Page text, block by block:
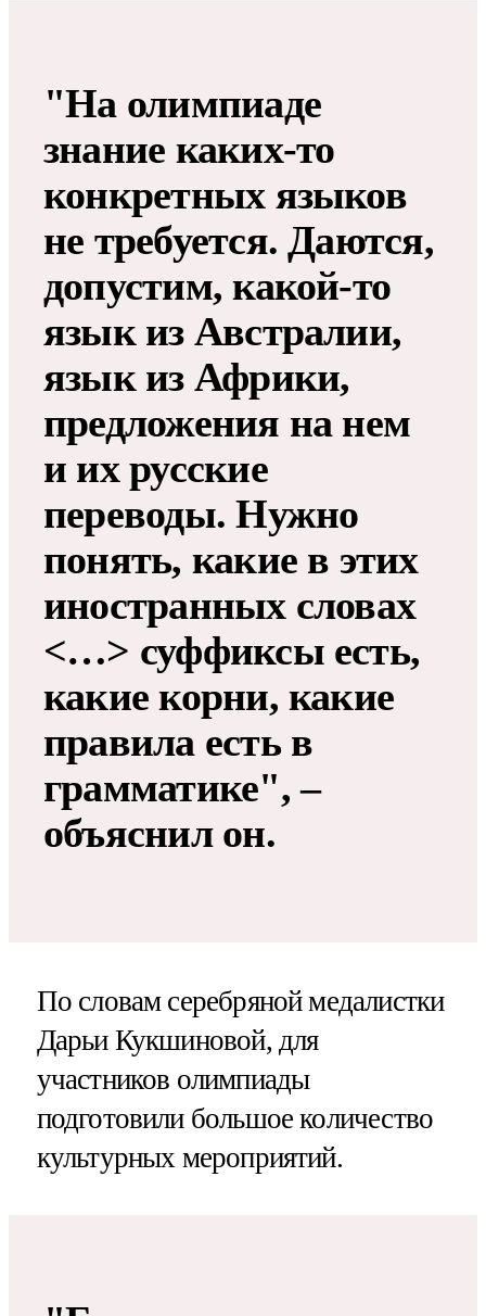
"На олимпиаде
знание каких-то
конкретных языков
не требуется. Даются,
допустим, какой-то
язык из Австралии,
язык из Африки,
предложения на нем
и их русские
переводы. Нужно
понять, какие в этих
иностранных словах
<…> суффиксы есть,
какие корни, какие
правила есть в
грамматике", –
объяснил он.
По словам серебряной медалистки
Дарьи Кукшиновой, для
участников олимпиады
подготовили большое количество
культурных мероприятий.